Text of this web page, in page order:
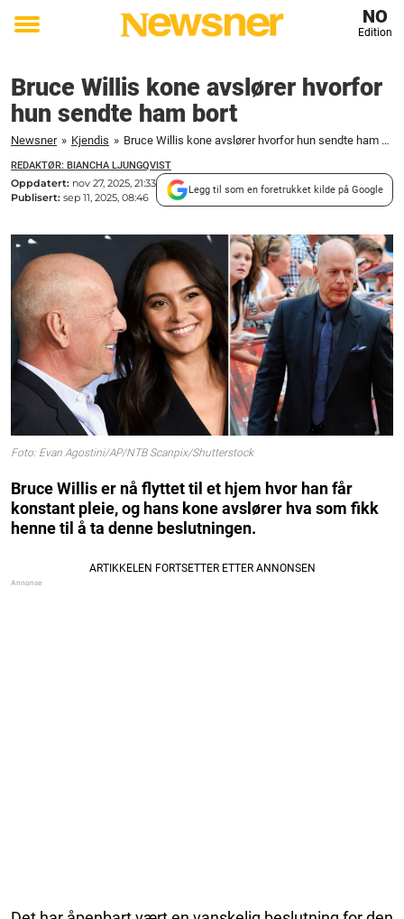
Toggle
NO
Edition
Bruce Willis kone avslører hvorfor
hun sendte ham bort
Newsner » Kjendis » Bruce Willis kone avslører hvorfor hun sendte ham bort
REDAKTØR: BIANCHA LJUNGQVIST
Oppdatert: nov 27, 2025, 21:33
Publisert: sep 11, 2025, 08:46
Legg til som en foretrukket kilde på Google
Foto: Evan Agostini/AP/NTB Scanpix/Shutterstock
Bruce Willis er nå flyttet til et hjem hvor han får
konstant pleie, og hans kone avslører hva som fikk
henne til å ta denne beslutningen.